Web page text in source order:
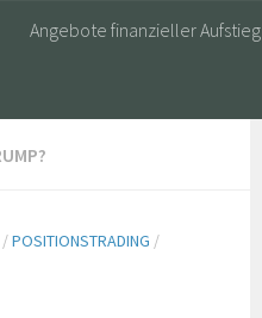
Angebote finanzieller Aufstieg
/POSITIONSTRADING /